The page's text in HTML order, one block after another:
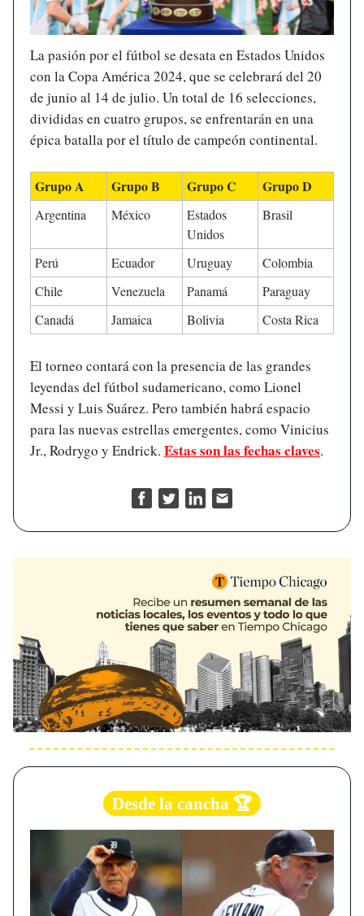
La pasión por el fútbol se desata en Estados Unidos
con la Copa América 2024, que se celebrará del 20
de junio al 14 de julio. Un total de 16 selecciones,
divididas en cuatro grupos, se enfrentarán en una
épica batalla por el título de campeón continental.
Grupo A Grupo B Grupo C Grupo D
Argentina México
Estados
Unidos
Brasil
Perú Ecuador Uruguay
Colombia
Chile
Venezuela Panamá
Paraguay
Canadá
Jamaica Bolivia Costa Rica
El torneo contará con la presencia de las grandes
leyendas del fútbol sudamericano, como Lionel
Messi y Luis Suárez. Pero también habrá espacio
para las nuevas estrellas emergentes, como Vinicius
Jr., Rodrygo y Endrick. Estas son las fechas claves.
Desde la cancha 🏆